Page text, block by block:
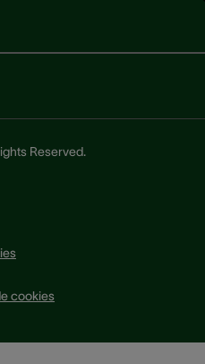
Reserved.
cookies